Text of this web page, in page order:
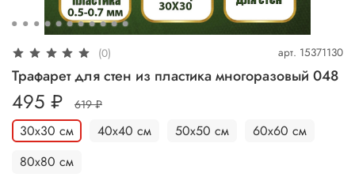
(0) арт. 15371130
Трафарет для стен из пластика многоразовый 048
495 ₽ 619 ₽
30х30 см 40х40 см 50х50 см
60х60 см
80х80 см